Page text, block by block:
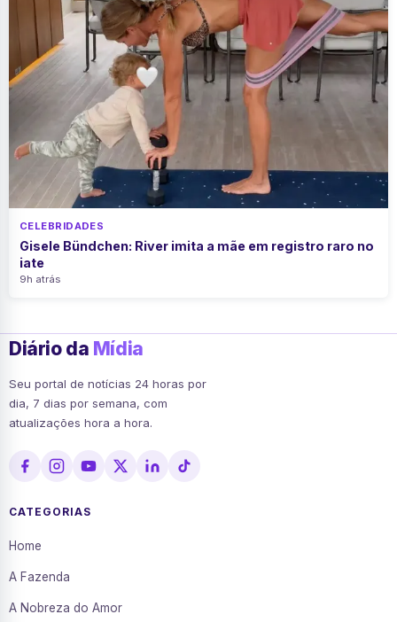
CELEBRIDADES
Gisele Bündchen: River imita a mãe em registro raro no
iate
9h atrás
Diário da Mídia
Seu portal de notícias 24 horas por
dia, 7 dias por semana, com
atualizações hora a hora.
CATEGORIAS
Home
A Fazenda
A Nobreza do Amor